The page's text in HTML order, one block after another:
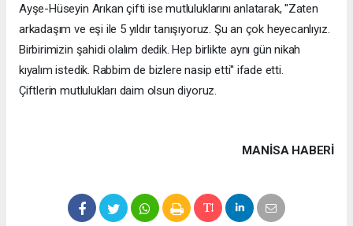
Ayşe-Hüseyin Arıkan çifti ise mutluluklarını anlatarak, ''Zaten
arkadaşım ve eşi ile 5 yıldır tanışıyoruz. Şu an çok heyecanlıyız.
Birbirimizin şahidi olalım dedik. Hep birlikte aynı gün nikah
kıyalım istedik. Rabbim de bizlere nasip etti'' ifade etti.
Çiftlerin mutlulukları daim olsun diyoruz.
MANISA HABERİ